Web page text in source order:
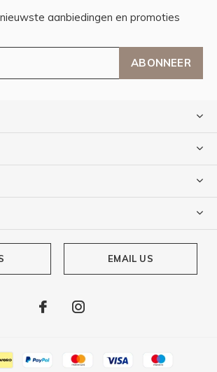
aanbiedingen en promoties
ABONNEER
EMAIL US